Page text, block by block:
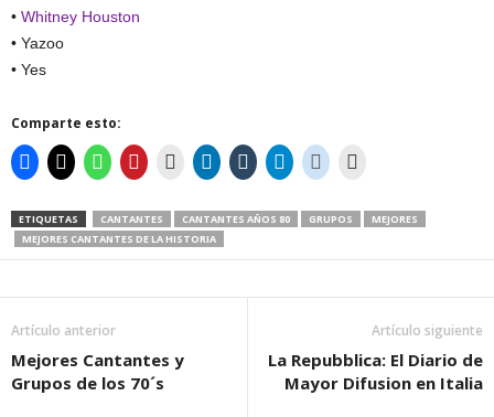
• Whitney Houston
• Yazoo
• Yes
Comparte esto:
ETIQUETAS CANTANTES CANTANTES AÑOS 80 GRUPOS
MEJORES
MEJORES CANTANTES DE LA HISTORIA
Artículo anterior
Mejores Cantantes y
Grupos de los 70´s
Artículo siguiente
La Repubblica: El Diario de
Mayor Difusion en Italia